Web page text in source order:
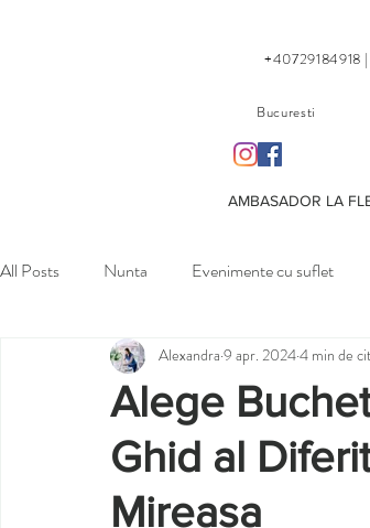
+40729184918
Bucuresti
AMBASADOR LA
All Posts Nunta Evenimente cu suflet
Petreceri private
Alege
Ghid al
Mireasa
Alexandra 9 apr. 20244 min de